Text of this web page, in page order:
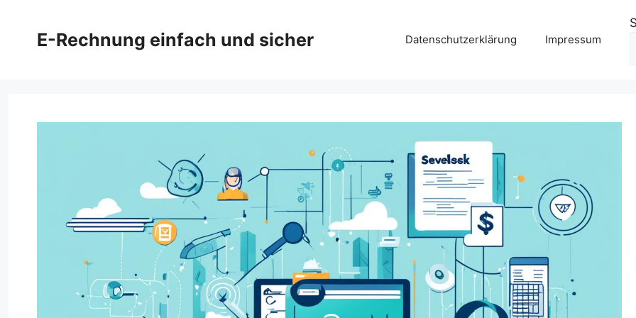
springenE-Rechnung einfach und sicher Datenschutzerklärung Impressum